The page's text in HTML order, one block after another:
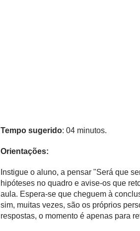
Tempo sugerido: 04 minutos.
Orientações:
Instigue o aluno, a pensar "Será que
hipóteses no quadro e avise-os que
aula. Espera-se que cheguem à
sim, muitas vezes, são os próprios
respostas, o momento é apenas para